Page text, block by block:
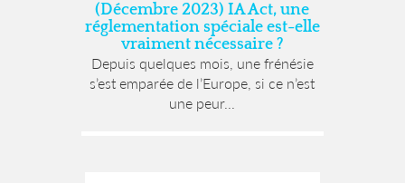
(Décembre 2023) IA Act, une
réglementation spéciale est-elle
vraiment nécessaire ?
Depuis quelques mois, une frénésie
s’est emparée de l’Europe, si ce n’est
une peur...